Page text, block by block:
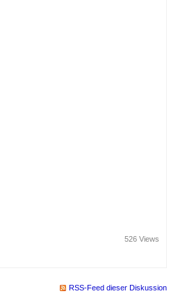
526 Views
RSS-Feed dieser Diskussion